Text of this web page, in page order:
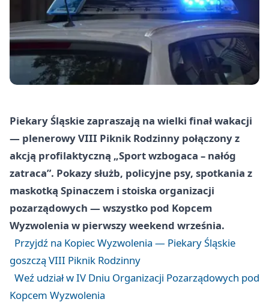
Piekary Śląskie zapraszają na wielki finał wakacji
— plenerowy VIII Piknik Rodzinny połączony z
akcją profilaktyczną „Sport wzbogaca – nałóg
zatraca”. Pokazy służb, policyjne psy, spotkania z
maskotką Spinaczem i stoiska organizacji
pozarządowych — wszystko pod Kopcem
Wyzwolenia w pierwszy weekend września.
Przyjdź na Kopiec Wyzwolenia — Piekary Śląskie
goszczą VIII Piknik Rodzinny
Weź udział w IV Dniu Organizacji Pozarządowych pod
Kopcem Wyzwolenia